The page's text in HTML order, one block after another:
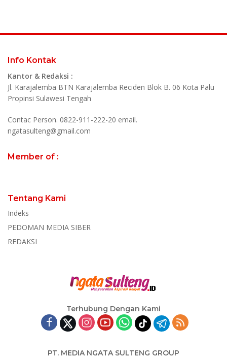
Info Kontak
Kantor & Redaksi :
Jl. Karajalemba BTN Karajalemba Reciden Blok B. 06 Kota Palu
Propinsi Sulawesi Tengah
Contac Person. 0822-911-222-20 email.
ngatasulteng@gmail.com
Member of :
Tentang Kami
Indeks
PEDOMAN MEDIA SIBER
REDAKSI
Terhubung Dengan Kami
PT. MEDIA NGATA SULTENG GROUP